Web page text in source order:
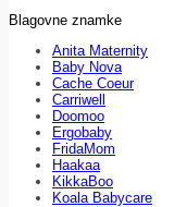
Blagovne znamke
Anita Maternity
Baby Nova
Cache Coeur
Carriwell
Doomoo
Ergobaby
FridaMom
Haakaa
KikkaBoo
Koala Babycare